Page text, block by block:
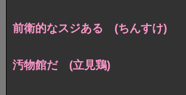
前衛的なスジある (ちんすけ)
汚物館だ (立見鶏)